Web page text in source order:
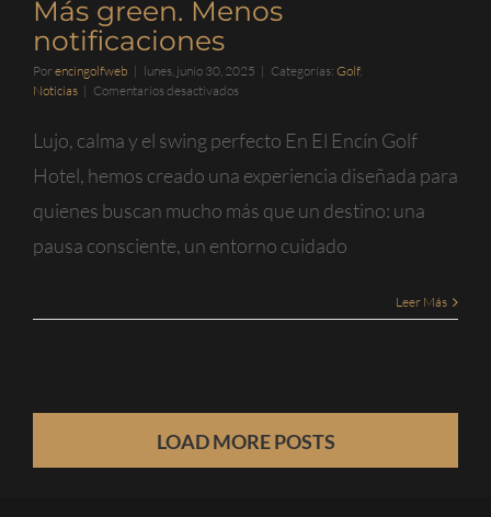
Más green. Menos
notificaciones
Por encingolfweb | lunes, junio 30, 2025 | Categorías: Golf,
Noticias | Comentarios desactivadosen
Menos
notificaciones
Lujo, calma y el swing perfecto En El Encín Golf
Hotel, hemos creado una experiencia diseñada para
quienes buscan mucho más que un destino: una
pausa consciente, un entorno cuidado
Leer Más
LOAD MORE POSTS